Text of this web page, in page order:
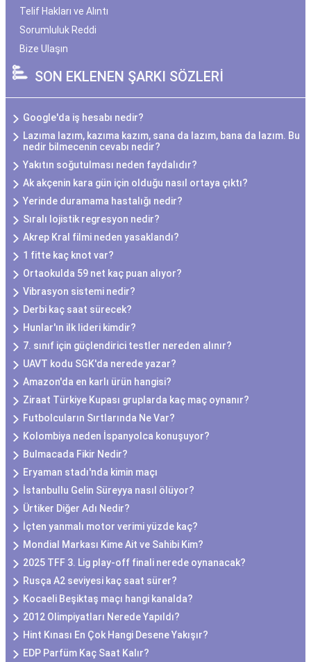
Telif Hakları ve Alıntı
Sorumluluk Reddi
Bize Ulaşın
SON EKLENEN ŞARKI SÖZLERİ
Google'da iş hesabı nedir?
Lazıma lazım, kazıma kazım, sana da lazım, bana da lazım. Bu
nedir bilmecenin cevabı nedir?
Yakıtın soğutulması neden faydalıdır?
Ak akçenin kara gün için olduğu nasıl ortaya çıktı?
Yerinde duramama hastalığı nedir?
Sıralı lojistik regresyon nedir?
Akrep Kral filmi neden yasaklandı?
1 fitte kaç knot var?
Ortaokulda 59 net kaç puan alıyor?
Vibrasyon sistemi nedir?
Derbi kaç saat sürecek?
Hunlar'ın ilk lideri kimdir?
7. sınıf için güçlendirici testler nereden alınır?
UAVT kodu SGK'da nerede yazar?
Amazon'da en karlı ürün hangisi?
Ziraat Türkiye Kupası gruplarda kaç maç oynanır?
Futbolcuların Sırtlarında Ne Var?
Kolombiya neden İspanyolca konuşuyor?
Bulmacada Fikir Nedir?
Eryaman stadı'nda kimin maçı
İstanbullu Gelin Süreyya nasıl ölüyor?
Ürtiker Diğer Adı Nedir?
İçten yanmalı motor verimi yüzde kaç?
Mondial Markası Kime Ait ve Sahibi Kim?
2025 TFF 3. Lig play-off finali nerede oynanacak?
Rusça A2 seviyesi kaç saat sürer?
Kocaeli Beşiktaş maçı hangi kanalda?
2012 Olimpiyatları Nerede Yapıldı?
Hint Kınası En Çok Hangi Desene Yakışır?
EDP Parfüm Kaç Saat Kalır?